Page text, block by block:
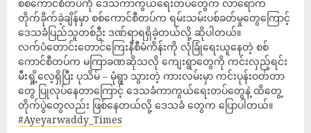
စစ်ကောင်စီတပ်ကို ဒေသကာကွယ်ရေးတပ်တွေက လာရောက်
တိုက်ခိုက်ခဲ့ချိန်မှာ စစ်ကောင်စီတပ်က ရမ်းသမ်းပစ်ခတ်မှုတွေကြောင့်
ဒေသခံပြည်သူတစ်ဦး ဒဏ်ရာရရှိခဲ့တယ်လို့ ဆိုပါတယ်။
လက်ပံတောင်းတောင်ကြေးနီစီမံကိန်းကို လုံခြုံရေးယူနေတဲ့ စစ်
ကောင်စီတပ်က မကြာခဏဆိုသလို ကျေးရွာတွေကို ကင်းလှည့်ရင်း
မီးရှို့လေ့ရှိပြီး ပုသိမ် – မုံရွာ သွားတဲ့ ကားလမ်းမှာ ကင်းပုန်းဝတ်တာ
တွေ ပြုလုပ်နေတာကြောင့် ဒေသခံကာကွယ်ရေးတပ်တွေနဲ့ ထိတွေ့
တိုက်ပွဲတွေလည်း ဖြစ်နေတယ်လို့ ဒေသခံ တွေက ပြောပါတယ်။
#Ayeyarwaddy_Times